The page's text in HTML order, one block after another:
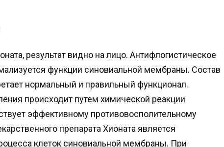
результат видно на лицо. Антифлогистическое
функции синовиальной мембраны. Состав
нормальный и правильный функционал.
происходит путем химической реакции
эффективному противовосполительному
препарата Хионата является
клеток синовиальной мембраны. При